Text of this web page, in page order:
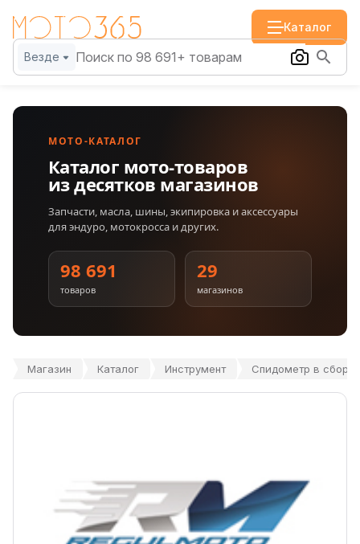
Каталог
Везде
МОТО-КАТАЛОГ
Каталог мото-товаров
из десятков магазинов
Запчасти, масла, шины, экипировка и аксессуары
для эндуро, мотокросса и других.
98 691
товаров
29
магазинов
Магазин Каталог Инструмент Спидометр в сборе